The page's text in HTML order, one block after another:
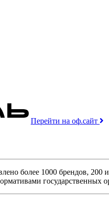
Перейти на оф.сайт
более 1000 брендов,
государственных